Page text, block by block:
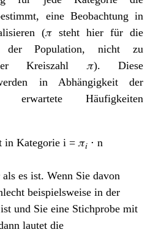
eine Beobachtung in
(𝜋 steht hier für die
der Population, nicht zu
Kreiszahl 𝜋). Diese
in Abhängigkeit der
erwartete Häufigkeiten
in Kategorie i = 𝜋𝑖 ⋅ n
es ist. Wenn Sie davon
beispielsweise in der
und Sie eine Stichprobe mit
lautet die